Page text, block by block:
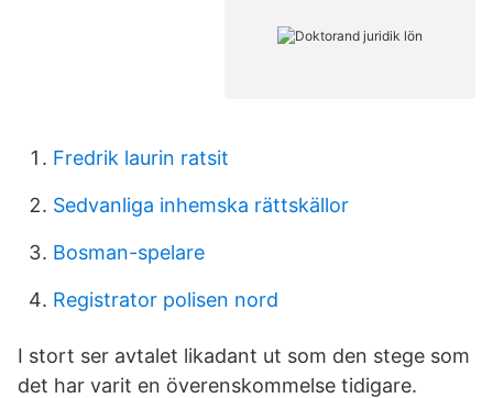
Fredrik laurin ratsit
Sedvanliga inhemska rättskällor
Bosman-spelare
Registrator polisen nord
I stort ser avtalet likadant ut som den stege som
det har varit en överenskommelse tidigare.